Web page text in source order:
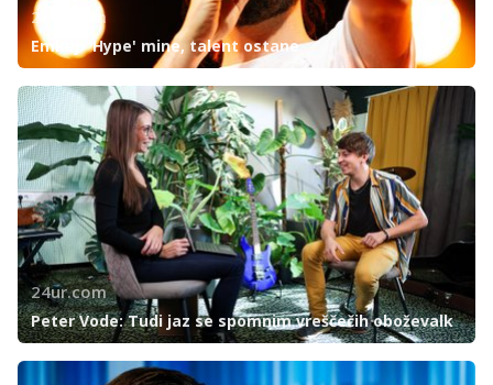
24ur.com
Emkej: 'Hype' mine, talent ostane
24ur.com
Peter Vode: Tudi jaz se spomnim vreščečih oboževalk